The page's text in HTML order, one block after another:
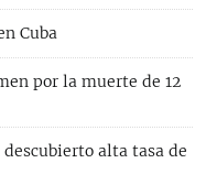
Cuba
por la muerte de 12
alta tasa de